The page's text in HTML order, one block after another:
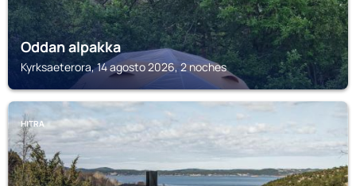
Oddan alpakka
Kyrksaeterora, 14 agosto 2026, 2 noches
HITRA